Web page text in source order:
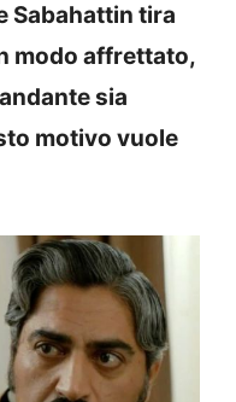
Sabahattin tira
modo affrettato,
sia
motivo vuole